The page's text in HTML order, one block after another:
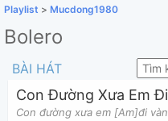
Playlist > Mucdong1980
Bolero
BÀI HÁT
Con Đường Xưa Em Đi